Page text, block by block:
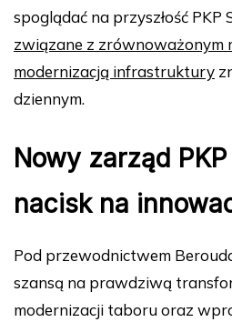
spoglądać na przyszłość PKP
związane z zrównoważonym
modernizacją infrastruktury
dziennym.
Nowy zarząd
nacisk na
Pod przewodnictwem
szansą na prawdziwą
modernizacji taboru oraz